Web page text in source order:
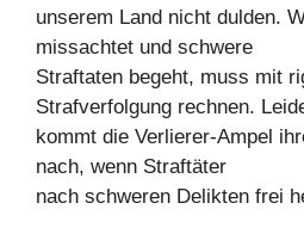
unserem Land nicht dulden.
missachtet und schwere
Straftaten begeht, muss mit
Strafverfolgung rechnen.
kommt die Verlierer-Ampel
nach, wenn Straftäter
nach schweren Delikten frei